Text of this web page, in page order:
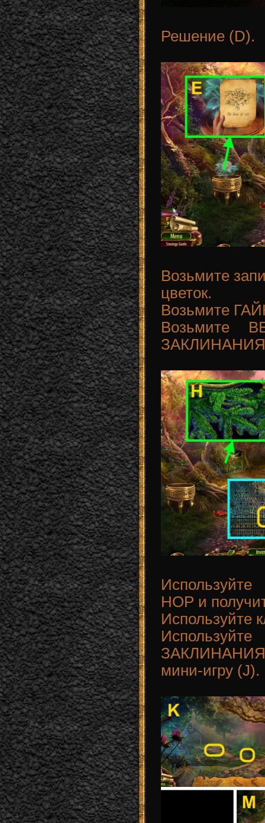
Решение (D).
Возьмите
цветок.
Возьмите
Возьмите
HOP и
Используйте
мини-игру (J).